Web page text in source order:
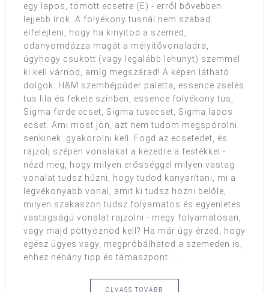
egy lapos, tömött ecsetre (E) - erről bővebben
lejjebb írok. A folyékony tusnál nem szabad
elfelejteni, hogy ha kinyitod a szemed,
odanyomdázza magát a mélyítővonaladra,
úgyhogy csukott (vagy legalább lehunyt) szemmel
ki kell várnod, amíg megszárad! A képen látható
dolgok: H&M szemhéjpúder paletta, essence zselés
tus lila és fekete színben, essence folyékony tus,
Sigma ferde ecset, Sigma tusecset, Sigma lapos
ecset. Ami most jön, azt nem tudom megspórolni
senkinek: gyakorolni kell. Fogd az ecsetedet, és
rajzolj szépen vonalakat a kezedre a festékkel -
nézd meg, hogy milyen erősséggel milyen vastag
vonalat tudsz húzni, hogy tudod kanyarítani, mi a
legvékonyabb vonal, amit ki tudsz hozni belőle,
milyen szakaszon tudsz folyamatos és egyenletes
vastagságú vonalat rajzolni - megy folyamatosan,
vagy majd pöttyöznöd kell? Ha már úgy érzed, hogy
egész ügyes vagy, megpróbálhatod a szemeden is,
ehhez néhány tipp és támaszpont: ...
OLVASS TOVÁBB